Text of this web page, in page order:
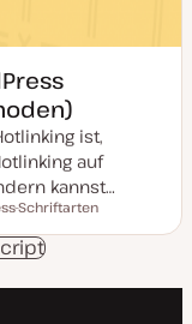
ist,
auf
kannst…
Schriftarten